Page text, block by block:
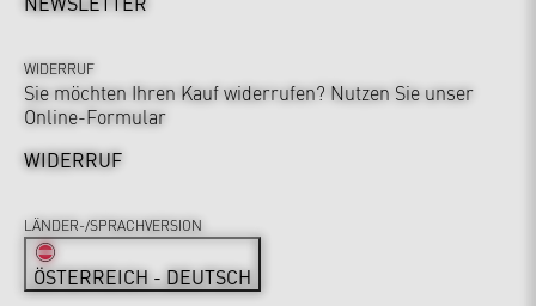
WIDERRUF
Sie möchten Ihren Kauf widerrufen? Nutzen Sie unser
Online-Formular
WIDERRUF
LÄNDER-/SPRACHVERSION
ÖSTERREICH - DEUTSCH